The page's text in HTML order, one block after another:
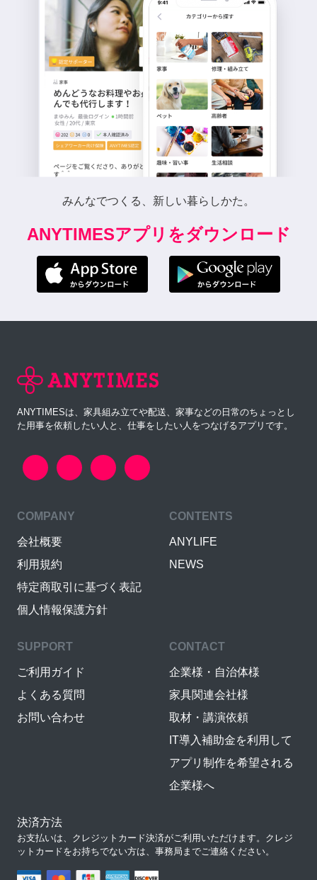
みんなでつくる、新しい暮らしかた。
ANYTIMESアプリをダウンロード
ANYTIMESは、家具組み立てや配送、家事などの日常のちょっとし
た用事を依頼したい人と、仕事をしたい人をつなげるアプリです。
COMPANY
会社概要
利用規約
特定商取引に基づく表記
個人情報保護方針
CONTENTS
ANYLIFE
NEWS
SUPPORT
ご利用ガイド
よくある質問
お問い合わせ
CONTACT
企業様・自治体様
家具関連会社様
取材・講演依頼
IT導入補助金を利用して
アプリ制作を希望される
企業様へ
決済方法
お支払いは、クレジットカード決済がご利用いただけます。クレジ
ットカードをお持ちでない方は、事務局までご連絡ください。